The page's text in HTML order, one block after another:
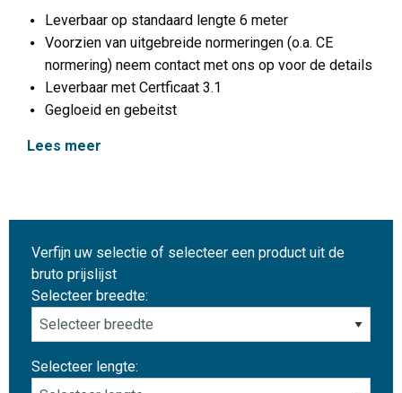
Leverbaar op standaard lengte 6 meter
Voorzien van uitgebreide normeringen (o.a. CE
normering) neem contact met ons op voor de details
Leverbaar met Certficaat 3.1
Gegloeid en gebeitst
Lees meer
Verfijn uw selectie of selecteer een product uit de
bruto prijslijst
Selecteer breedte:
Selecteer lengte: